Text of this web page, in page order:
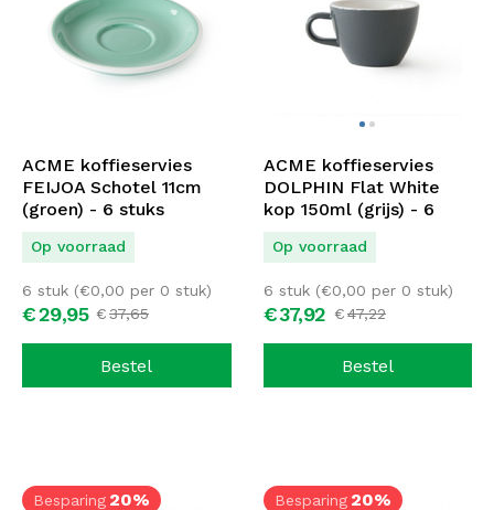
ACME koffieservies
FEIJOA Schotel 11cm
(groen) - 6 stuks
Op voorraad
€ 37,65
€29,95
6 stuk (€0,00 per 0 stuk)
Bestel
ACME koffieservies
DOLPHIN Flat White
kop 150ml (grijs) - 6
stuks
Op voorraad
€47,22
€37,92
6 stuk (€0,00 per 0 stuk)
Bestel
Besparing 20% Besparing 20%